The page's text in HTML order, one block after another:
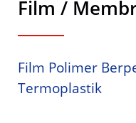
Film /
Film Polimer
Termoplastik